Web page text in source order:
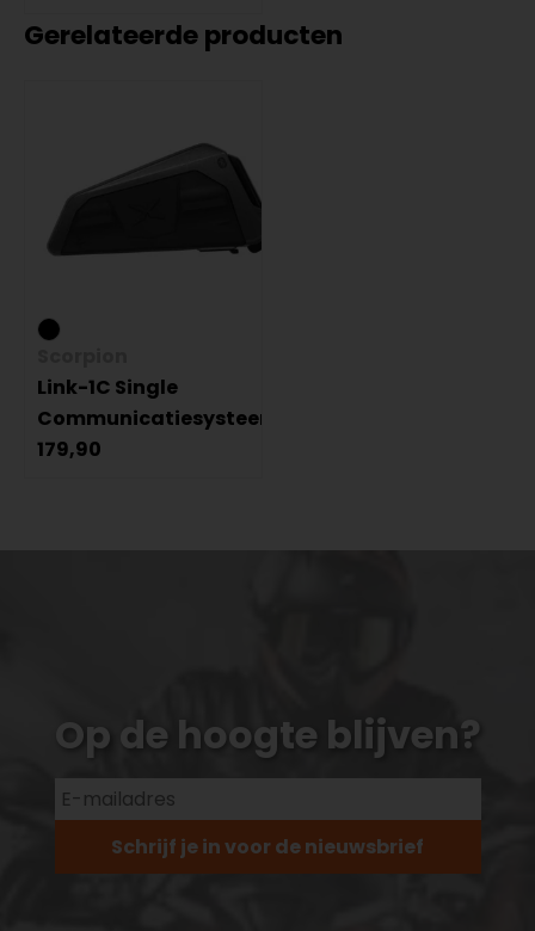
Gerelateerde producten
Link-1C Single
Communicatiesysteem
179,90
Op de hoogte blijven?
Schrijf je in voor de nieuwsbrief